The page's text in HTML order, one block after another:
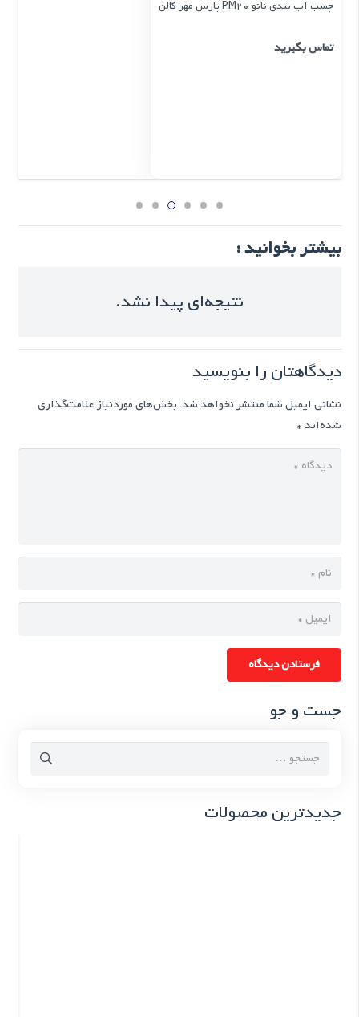
جست و جو
جستجو
جدیدترین محصولات
چسب آب بندی نانو PM20 پارس مهر گالن
بیشتر بخوانید :
نتیجه‌ای پیدا نشد.
دیدگاهتان را بنویسید
نشانی ایمیل شما منتشر نخواهد شد.بخش‌های موردنیاز علامت‌گذاری
شده‌اند*
فرستادن دیدگاه